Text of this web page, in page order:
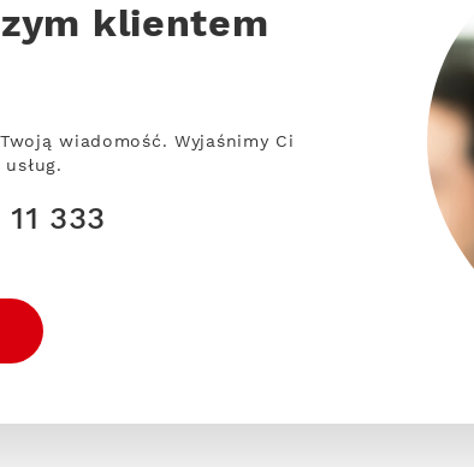
klientem
wiadomość. Wyjaśnimy Ci
333